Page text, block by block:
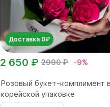
Доставка 0₽
2900 ₽ -9%
2 650 ₽
Розовый букет-комплимент в
корейской упаковке